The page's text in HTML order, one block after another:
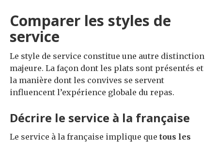
Comparer les styles de
service
Le style de service constitue une autre distinction
majeure. La façon dont les plats sont présentés et
la manière dont les convives se servent
influencent l’expérience globale du repas.
Décrire le service à la française
Le service à la française implique que tous les